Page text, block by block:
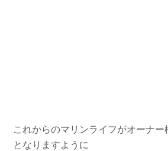
これからのマリンライフがオーナー
となりますように